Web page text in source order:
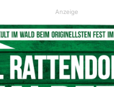
50 Liter Kraftstoff
Feuerwehreinsatz in
Aktuell 5. August 2026
Anzeige